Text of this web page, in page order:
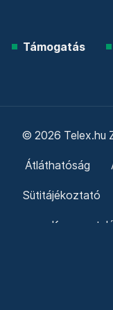
Támogatás
© 2026 Telex.hu
Átláthatóság
Sütitájékoztató